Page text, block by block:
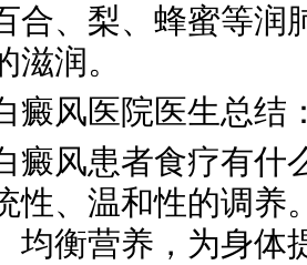
合、梨、蜂蜜等润
滋润。
风医院医生总结
风患者食疗有什
性、温和性的调养
均衡营养，为身体